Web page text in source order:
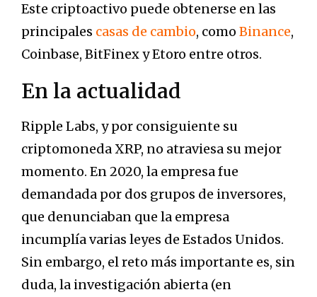
Este criptoactivo puede obtenerse en las
principales casas de cambio, como Binance,
Coinbase, BitFinex y Etoro entre otros.
En la actualidad
Ripple Labs, y por consiguiente su
criptomoneda XRP, no atraviesa su mejor
momento. En 2020, la empresa fue
demandada por dos grupos de inversores,
que denunciaban que la empresa
incumplía varias leyes de Estados Unidos.
Sin embargo, el reto más importante es, sin
duda, la investigación abierta (en